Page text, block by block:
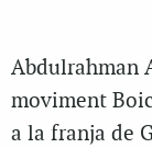
Abdulrahman
moviment
a la franja de